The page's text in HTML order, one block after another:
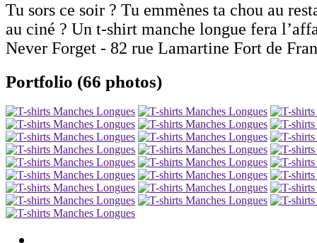
Tu sors ce soir ? Tu emmènes ta chou au
au ciné ? Un t-shirt manche longue fera
Never Forget - 82 rue Lamartine Fort de
Portfolio (66 photos)